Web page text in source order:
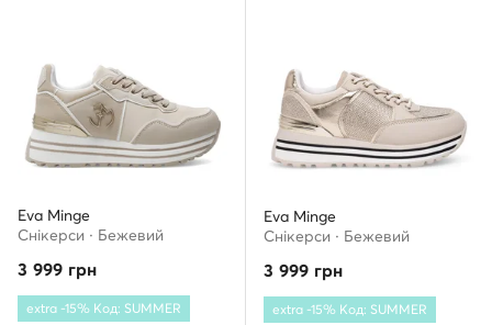
Eva Minge
Снікерcи · Бежевий
3 999 грн
extra -15% Код: SUMMER
Eva Minge
Снікерcи · Бежевий
3 999 грн
extra -15% Код: SUMMER